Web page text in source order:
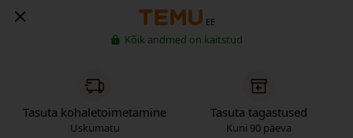
EE
Kõik andmed on kaitstud
Tasuta kohaletoimetamine
Uskumatu
Tasuta tagastused
Kuni 90 päeva